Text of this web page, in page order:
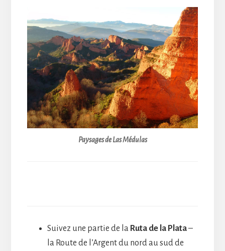
Paysages de Las Médulas
Suivez une partie de la Ruta de la Plata–
la Route de l’Argent du nord au sud de